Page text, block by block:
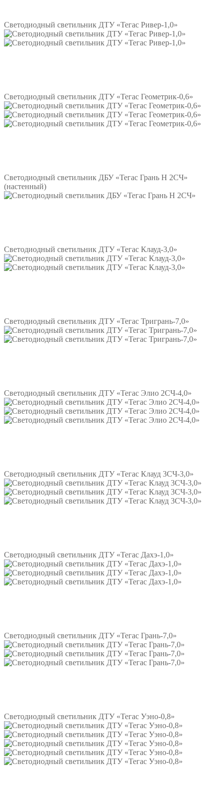
Светодиодный светильник ДТУ «Тегас Ривер-1,0»
Светодиодный светильник ДТУ «Тегас Геометрик-0,6»
Светодиодный светильник ДБУ «Тегас Грань Н 2СЧ»
(настенный)
Светодиодный светильник ДТУ «Тегас Клауд-3,0»
Светодиодный светильник ДТУ «Тегас Тригрань-7,0»
Светодиодный светильник ДТУ «Тегас Элио 2СЧ-4,0»
Светодиодный светильник ДТУ «Тегас Клауд 3СЧ-3,0»
Светодиодный светильник ДТУ «Тегас Дахэ-1,0»
Светодиодный светильник ДТУ «Тегас Грань-7,0»
Светодиодный светильник ДТУ «Тегас Уэно-0,8»